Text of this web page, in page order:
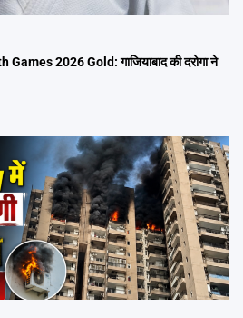
2026 Gold: गाजियाबाद की दरोगा ने